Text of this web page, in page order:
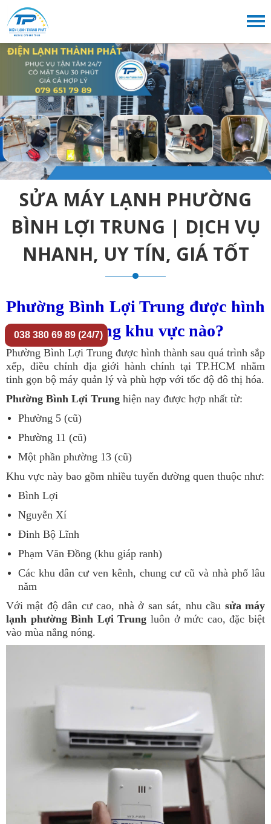
SỬA MÁY LẠNH PHƯỜNG
BÌNH LỢI TRUNG | DỊCH VỤ
NHANH, UY TÍN, GIÁ TỐT
Phường Bình Lợi Trung được hình
thành từ những khu vực nào?
Phường Bình Lợi Trung được hình thành sau quá trình sắp
xếp, điều chỉnh địa giới hành chính tại TP.HCM nhằm
tinh gọn bộ máy quản lý và phù hợp với tốc độ đô thị hóa.
Phường Bình Lợi Trung hiện nay được hợp nhất từ:
Phường 5 (cũ)
Phường 11 (cũ)
Một phần phường 13 (cũ)
Khu vực này bao gồm nhiều tuyến đường quen thuộc như:
Bình Lợi
Nguyễn Xí
Đinh Bộ Lĩnh
Phạm Văn Đồng (khu giáp ranh)
Các khu dân cư ven kênh, chung cư cũ và nhà phố lâu
năm
Với mật độ dân cư cao, nhà ở san sát, nhu cầu sửa máy
lạnh phường Bình Lợi Trung luôn ở mức cao, đặc biệt
vào mùa nắng nóng.
038 380 69 89 (24/7)